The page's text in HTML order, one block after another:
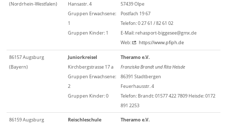
(Nordrhein-Westfalen)
Hansastr. 4
Gruppen Erwachsene:
1
Gruppen Kinder: 1
57439 Olpe
Postfach 19 67
Telefon: 0 27 61 / 82 61 02
E-Mail: rehasport-biggesee@gmx.de
Web:
https://www.pfiph.de
86157 Augsburg
(Bayern)
Juniorkreisel
Kirchbergstrasse 17 a
Gruppen Erwachsene:
2
Gruppen Kinder: 0
Theramo e.V.
Franziska Brandt und Rita Heisde
86391 Stadtbergen
Feuerhausstr. 4
Telefon: Brandt: 01577 422 7809 Heisde: 0172
891 2253
86159 Augsburg
Reischleschule
Theramo e.V.